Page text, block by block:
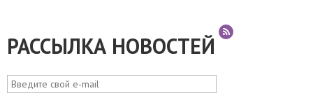
РАССЫЛКА НОВОСТЕЙ